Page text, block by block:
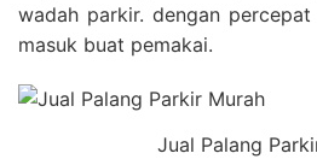
wadah parkir. dengan
masuk buat pemakai.
Jual Palang